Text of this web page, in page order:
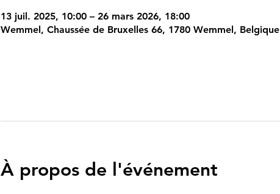
13 juil. 2025, 10:00 – 26 mars 2026, 18:00
Wemmel, Chaussée de Bruxelles 66, 1780 Wemmel, Belgique
À propos de l'événement